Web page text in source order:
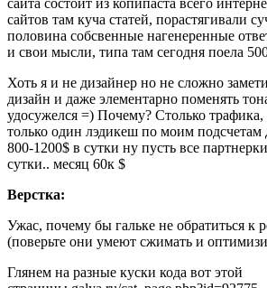
сайтов там куча статей, порастягивали
половина собсвенные нагенеренные
и свои мысли, типа там сегодня поела
Хоть я и не дизайнер но не сложно
дизайн и даже элементарно поменять
удосужелся =) Почему? Столько трафика,
только один лэдикеш по моим
800-1200$ в сутки ну пусть все
сутки.. месяц 60к $
Верстка:
Ужас, почему бы гальке не обратиться к
(поверьте они умеют сжимать и
Глянем на разные куски кода вот этой